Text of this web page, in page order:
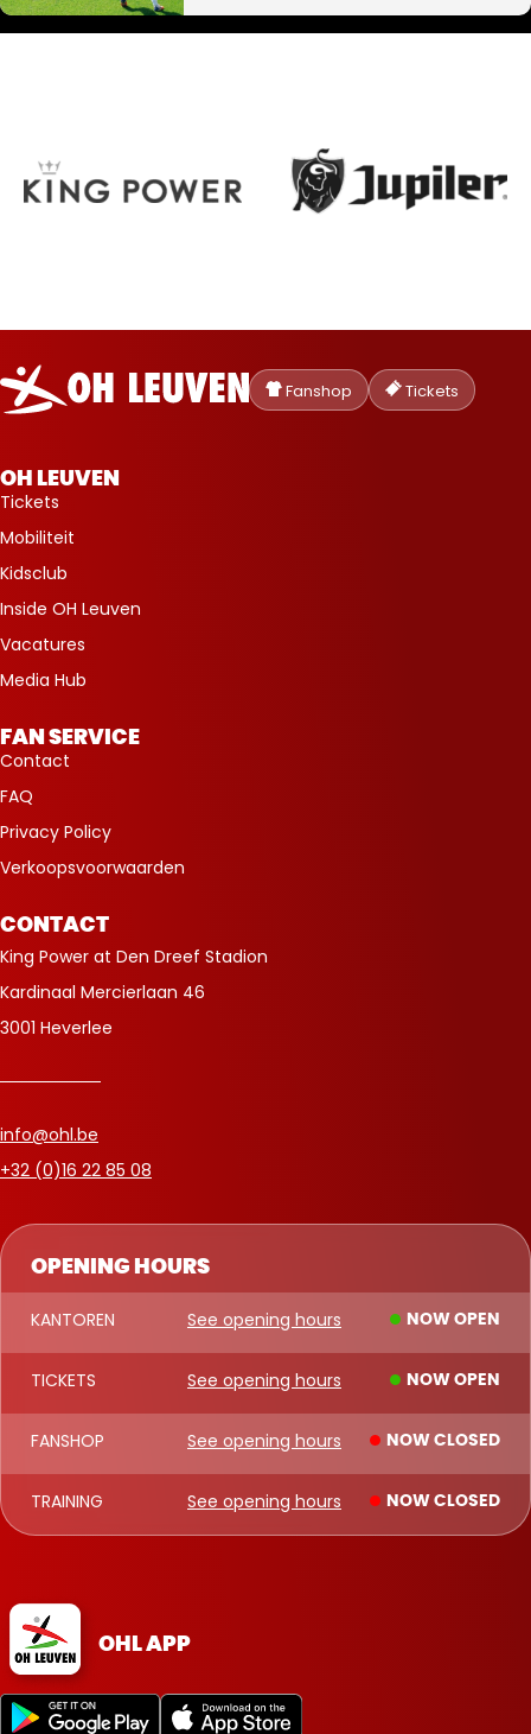
Oud-
Heverlee
Leuven
Fanshop Tickets
OPENING HOURS
KANTOREN See opening hours NOW OPEN
TICKETS See opening hours NOW OPEN
FANSHOP See opening hours NOW CLOSED
TRAINING See opening hours NOW CLOSED
OH LEUVEN
Tickets
Mobiliteit
Kidsclub
Inside OH Leuven
Vacatures
Media Hub
FAN SERVICE
Contact
FAQ
Privacy Policy
Verkoopsvoorwaarden
CONTACT
King Power at Den Dreef Stadion
Kardinaal Mercierlaan 46
3001 Heverlee
info@ohl.be
+32 (0)16 22 85 08
OHL APP